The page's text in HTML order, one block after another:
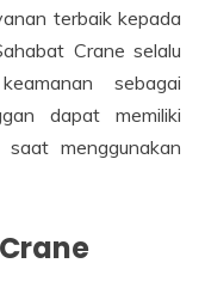
terbaik kepada
Crane selalu
sebagai
dapat memiliki
menggunakan